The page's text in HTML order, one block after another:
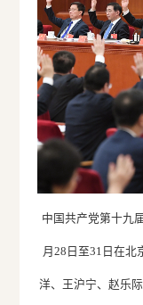
中国共产党第十九
月28日至31日在北
洋、王沪宁、赵乐